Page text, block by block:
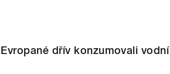
dřív konzumovali vodní